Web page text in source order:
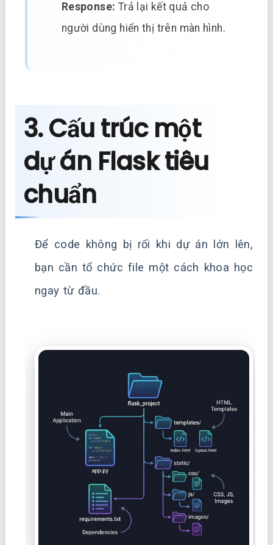
Response: Trả lại kết quả cho
người dùng hiển thị trên màn hình.
3. Cấu trúc một
dự án Flask tiêu
chuẩn
Để code không bị rối khi dự án lớn lên,
bạn cần tổ chức file một cách khoa học
ngay từ đầu.